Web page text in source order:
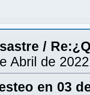
/
Abril de
en 03